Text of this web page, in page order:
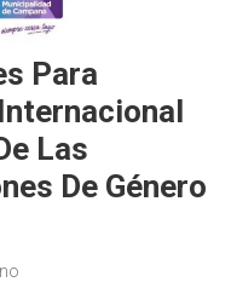
Para
Las
De Género